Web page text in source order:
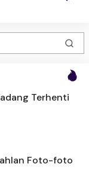
Terhenti
Foto-foto